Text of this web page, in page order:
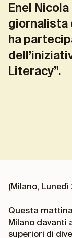
Enel
giornalista
ha
Literacy”.
(Milano,
Questa
Milano davanti
superiori di